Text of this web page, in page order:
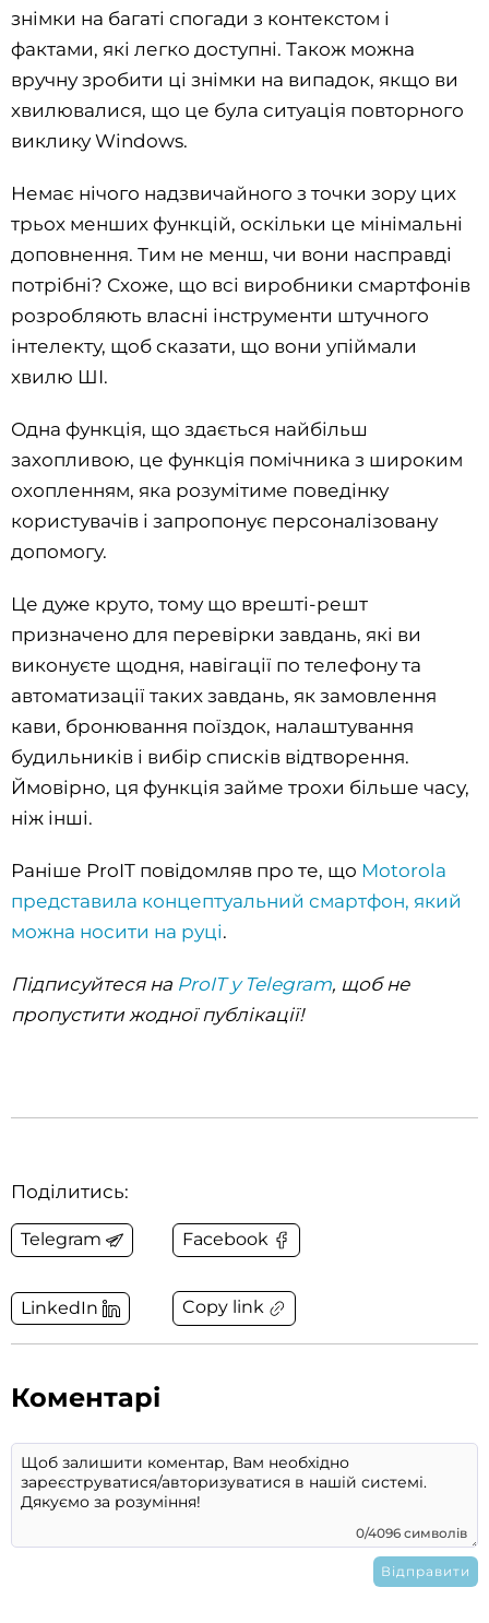
знімки на багаті спогади з контекстом і
фактами, які легко доступні. Також можна
вручну зробити ці знімки на випадок, якщо ви
хвилювалися, що це була ситуація повторного
виклику Windows.
Немає нічого надзвичайного з точки зору цих
трьох менших функцій, оскільки це мінімальні
доповнення. Тим не менш, чи вони насправді
потрібні? Схоже, що всі виробники смартфонів
розробляють власні інструменти штучного
інтелекту, щоб сказати, що вони упіймали
хвилю ШІ.
Одна функція, що здається найбільш
захопливою, це функція помічника з широким
охопленням, яка розумітиме поведінку
користувачів і запропонує персоналізовану
допомогу.
Це дуже круто, тому що врешті-решт
призначено для перевірки завдань, які ви
виконуєте щодня, навігації по телефону та
автоматизації таких завдань, як замовлення
кави, бронювання поїздок, налаштування
будильників і вибір списків відтворення.
Ймовірно, ця функція займе трохи більше часу,
ніж інші.
Раніше ProIT повідомляв про те, що Motorola
представила концептуальний смартфон, який
можна носити на руці.
Підписуйтеся на ProIT у Telegram, щоб не
пропустити жодної публікації!
Поділитись:
Telegram Facebook
LinkedIn Copy link
Коментарі
0/4096 символів